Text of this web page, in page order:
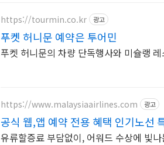
https://tourmin.co.kr 광고
푸켓 허니문 예약은 투어민
푸켓 허니문의 차량 단독행사와 미슐랭
https://www.malaysiaairlines.com 광고
공식 웹,앱 예약 전용 혜택 인기노선
유류할증료 부담없이, 어워드 수상에 빛